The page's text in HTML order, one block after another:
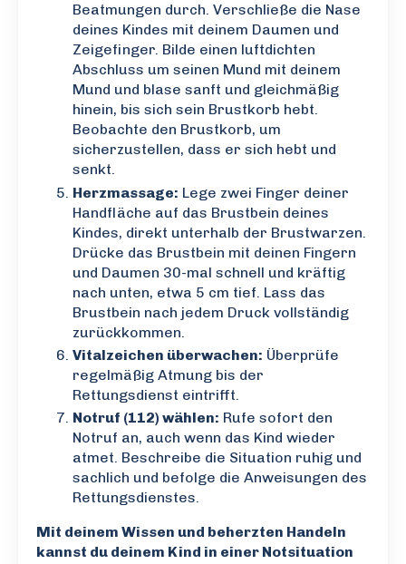
Beatmungen durch. Verschließe die Nase
deines Kindes mit deinem Daumen und
Zeigefinger. Bilde einen luftdichten
Abschluss um seinen Mund mit deinem
Mund und blase sanft und gleichmäßig
hinein, bis sich sein Brustkorb hebt.
Beobachte den Brustkorb, um
sicherzustellen, dass er sich hebt und
senkt.
Herzmassage: Lege zwei Finger deiner
Handfläche auf das Brustbein deines
Kindes, direkt unterhalb der Brustwarzen.
Drücke das Brustbein mit deinen Fingern
und Daumen 30-mal schnell und kräftig
nach unten, etwa 5 cm tief. Lass das
Brustbein nach jedem Druck vollständig
zurückkommen.
Vitalzeichen überwachen: Überprüfe
regelmäßig Atmung bis der
Rettungsdienst eintrifft.
Notruf (112) wählen: Rufe sofort den
Notruf an, auch wenn das Kind wieder
atmet. Beschreibe die Situation ruhig und
sachlich und befolge die Anweisungen des
Rettungsdienstes.
Mit deinem Wissen und beherzten Handeln
kannst du deinem Kind in einer Notsituation